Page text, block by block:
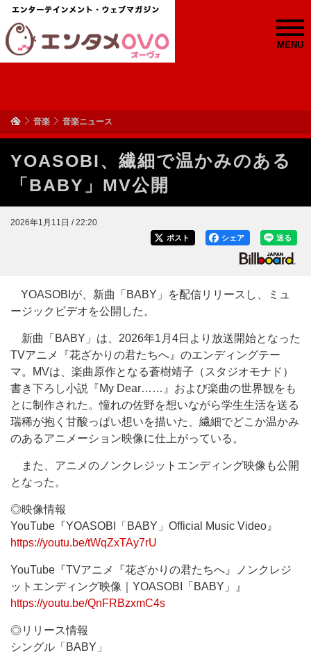
MENU
音楽 音楽ニュース
YOASOBI、繊細で温かみのある
「BABY」MV公開
2026年1月11日 / 22:20
送る
シェア
ポスト
YOASOBIが、新曲「BABY」を配信リリースし、ミュ
ージックビデオを公開した。
新曲「BABY」は、2026年1月4日より放送開始となった
TVアニメ『花ざかりの君たちへ』のエンディングテー
マ。MVは、楽曲原作となる蒼樹靖子（スタジオモナド）
書き下ろし小説『My Dear……』および楽曲の世界観をも
とに制作された。憧れの佐野を想いながら学生生活を送る
瑞稀が抱く甘酸っぱい想いを描いた、繊細でどこか温かみ
のあるアニメーション映像に仕上がっている。
また、アニメのノンクレジットエンディング映像も公開
となった。
◎映像情報
YouTube『YOASOBI「BABY」Official Music Video』
https://youtu.be/tWqZxTAy7rU
YouTube『TVアニメ『花ざかりの君たちへ』ノンクレジ
ットエンディング映像｜YOASOBI「BABY」』
https://youtu.be/QnFRBzxmC4s
◎リリース情報
シングル「BABY」